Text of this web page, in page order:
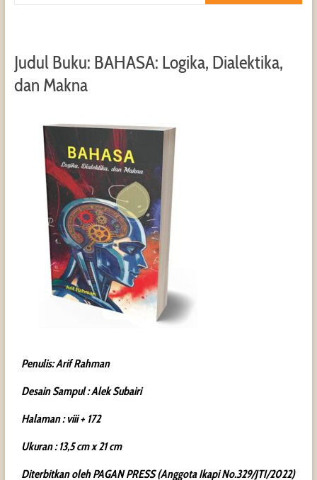
Judul Buku: BAHASA: Logika, Dialektika,
dan Makna
Penulis: Arif Rahman
Desain Sampul : Alek Subairi
Halaman : viii + 172
Ukuran : 13,5 cm x 21 cm
Diterbitkan oleh PAGAN PRESS (Anggota Ikapi No.329/JTI/2022)